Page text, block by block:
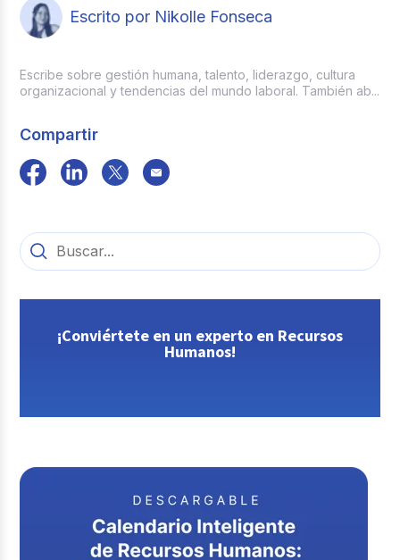
Escrito por Nikolle Fonseca
Escribe sobre gestión humana, talento, liderazgo, cultura
organizacional y tendencias del mundo laboral. También ab...
Compartir
¡Conviértete en un experto en Recursos
Humanos!